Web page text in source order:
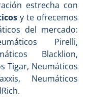
estrecha con
y te ofrecemos
del mercado:
Pirelli,
Blacklion,
Tigar, Neumáticos
Neumáticos